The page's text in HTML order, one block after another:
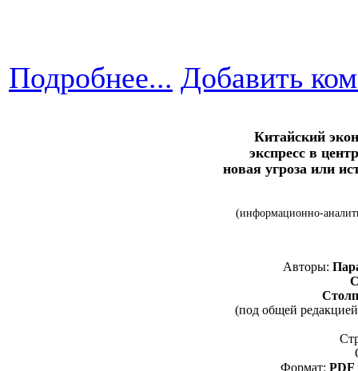
Подробнее... Добавить
Китайский
экспресс в
новая угроза или
(информационно-
Авторы:
(под общей
Формат: PDF